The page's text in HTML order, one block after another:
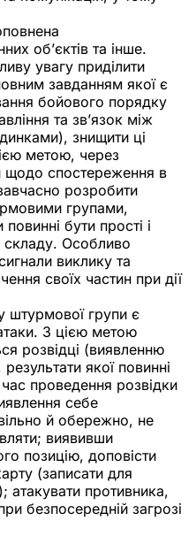
об’єктів та інше.
увагу приділити
завданням якої є
бойового порядку
та зв’язок між
знищити ці
метою, через
щодо спостереження в
розробити
групами,
бути прості і
Особливо
виклику та
своїх частин при дії
штурмової групи є
З цією метою
розвідці (виявленню
якої повинні
проведення розвідки
себе
й обережно, не
виявивши
позицію, доповісти
(записати для
атакувати противника,
безпосередній загрозі